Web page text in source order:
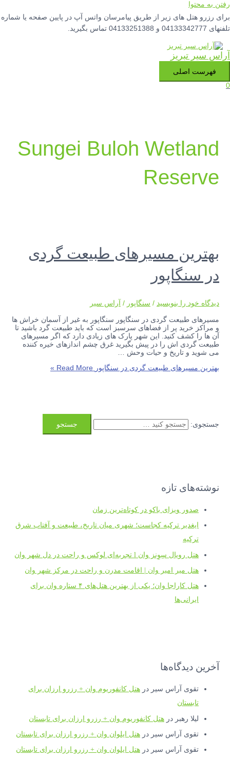
رفتن به محتوا
برای رزرو هتل های زیر از طریق پیامرسان واتس آپ در پایین صفحه یا شماره
تلفنهای 04133342777 و 04133251388 تماس بگیرید.
آراس سیر تبریز
فهرست اصلی
0
Sungei Buloh Wetland
Reserve
بهترین مسیرهای طبیعت گردی
در سنگاپور
دیدگاه‌ خود را بنویسید / سنگاپور / آراس سیر
مسیرهای طبیعت گردی در سنگاپور سنگاپور به غیر از آسمان خراش ها
و مراکز خرید پر از فضاهای سرسبز است که باید طبیعت گرد باشید تا
آن ها را کشف کنید. این شهر پارک های زیادی دارد که اگر مسیرهای
طبیعت گردی اش را در پیش بگیرید غرق چشم اندازهای خیره کننده
می شوید و تاریخ و حیات وحش …
بهترین مسیرهای طبیعت گردی در سنگاپور
جستجوی:
نوشته‌های تازه
صدور ویزای باکو در کوتاه‌ترین زمان
ایغدیر ترکیه کجاست؛ شهری میان تاریخ، طبیعت و آفتاب شرق
ترکیه
هتل رویال سِوِنز وان l تجربه‌ای لوکس و راحت در دل شهر وان
هتل میر امیر وان | اقامت مدرن و راحت در مرکز شهر وان
هتل کاراجا وان؛ یکی از بهترین هتل‌های ۴ ستاره وان برای
ایرانی‌ها
آخرین دیدگاه‌ها
تقوی آراس سیر درهتل کانفوریوم وان + رزرو ارزان برای
تابستان
لیلا رهبر درهتل کانفوریوم وان + رزرو ارزان برای تابستان
تقوی آراس سیر درهتل ایلوان وان + رزرو ارزان برای تابستان
تقوی آراس سیر درهتل ایلوان وان + رزرو ارزان برای تابستان